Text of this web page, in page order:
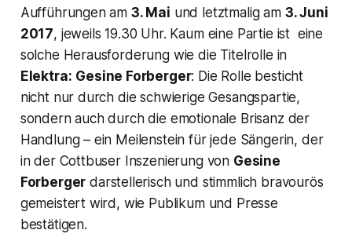
Aufführungen am 3. Mai und letztmalig am 3. Juni
2017, jeweils 19.30 Uhr. Kaum eine Partie ist eine
solche Herausforderung wie die Titelrolle in
Elektra: Gesine Forberger: Die Rolle besticht
nicht nur durch die schwierige Gesangspartie,
sondern auch durch die emotionale Brisanz der
Handlung – ein Meilenstein für jede Sängerin, der
in der Cottbuser Inszenierung von Gesine
Forberger darstellerisch und stimmlich bravourös
gemeistert wird, wie Publikum und Presse
bestätigen.